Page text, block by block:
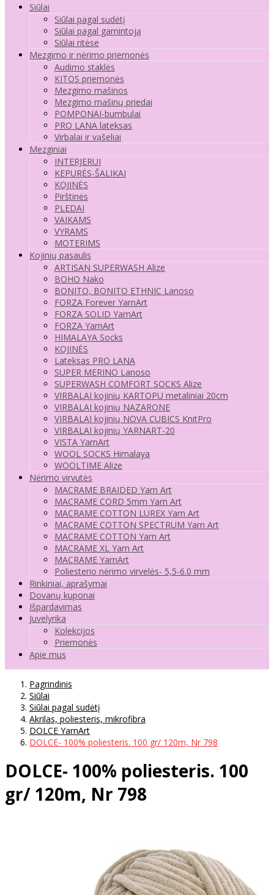
Siūlai
Siūlai pagal sudėtį
Siūlai pagal gamintoją
Siūlai ritėse
Mezgimo ir nėrimo priemonės
Audimo staklės
KITOS priemonės
Mezgimo mašinos
Mezgimo mašinų priedai
POMPONAI-bumbulai
PRO LANA lateksas
Virbalai ir vąšeliai
Mezginiai
INTERJERUI
KEPURĖS-ŠALIKAI
KOJINĖS
Pirštinės
PLEDAI
VAIKAMS
VYRAMS
MOTERIMS
Kojinių pasaulis
ARTISAN SUPERWASH Alize
BOHO Nako
BONITO, BONITO ETHNIC Lanoso
FORZA Forever YarnArt
FORZA SOLID YarnArt
FORZA YarnArt
HIMALAYA Socks
KOJINĖS
Lateksas PRO LANA
SUPER MERINO Lanoso
SUPERWASH COMFORT SOCKS Alize
VIRBALAI kojinių KARTOPU metaliniai 20cm
VIRBALAI kojinių NAZARONE
VIRBALAI kojinių NOVA CUBICS KnitPro
VIRBALAI kojinių YARNART-20
VISTA YarnArt
WOOL SOCKS Himalaya
WOOLTIME Alize
Nėrimo virvutės
MACRAME BRAIDED Yarn Art
MACRAME CORD 5mm Yarn Art
MACRAME COTTON LUREX Yarn Art
MACRAME COTTON SPECTRUM Yarn Art
MACRAME COTTON Yarn Art
MACRAME XL Yarn Art
MACRAME YarnArt
Poliesterio nėrimo virvelės- 5,5-6.0 mm
Rinkiniai, aprašymai
Dovanų kuponai
Išpardavimas
Juvelyrika
Kolekcijos
Priemonės
Apie mus
Pagrindinis
Siūlai
Siūlai pagal sudėtį
Akrilas, poliesteris, mikrofibra
DOLCE YarnArt
DOLCE- 100% poliesteris. 100 gr/ 120m, Nr 798
DOLCE- 100% poliesteris. 100
gr/ 120m, Nr 798